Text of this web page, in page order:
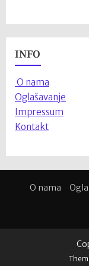
INFO
O nama
Oglašavanje
Impressum
Kontakt
O nama